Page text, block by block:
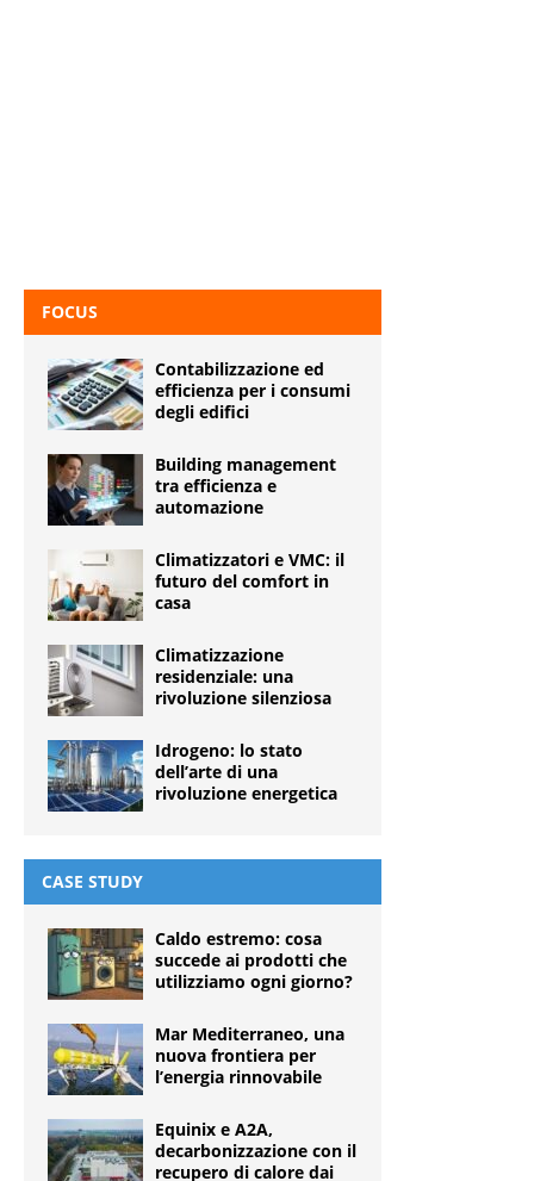
FOCUS
Contabilizzazione ed
efficienza per i consumi
degli edifici
Building management
tra efficienza e
automazione
Climatizzatori e VMC: il
futuro del comfort in
casa
Climatizzazione
residenziale: una
rivoluzione silenziosa
Idrogeno: lo stato
dell’arte di una
rivoluzione energetica
CASE STUDY
Caldo estremo: cosa
succede ai prodotti che
utilizziamo ogni giorno?
Mar Mediterraneo, una
nuova frontiera per
l’energia rinnovabile
Equinix e A2A,
decarbonizzazione con il
recupero di calore dai